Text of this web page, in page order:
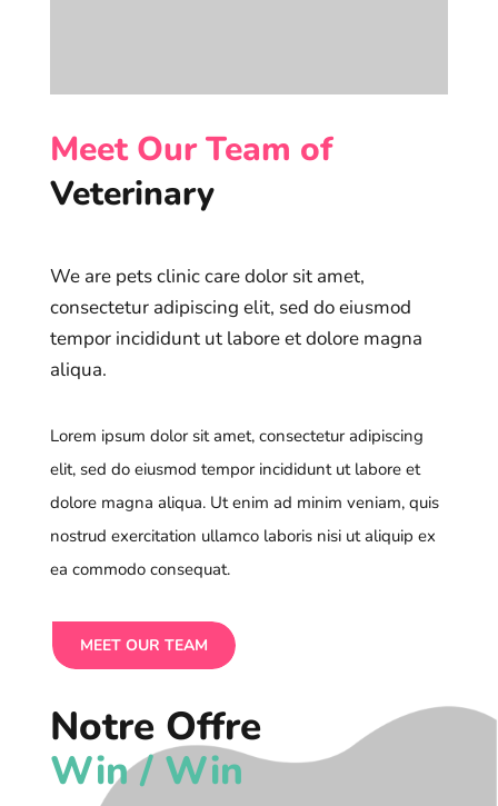
Meet Our Team of
Veterinary
We are pets clinic care dolor sit amet,
consectetur adipiscing elit, sed do eiusmod
tempor incididunt ut labore et dolore magna
aliqua.
Lorem ipsum dolor sit amet, consectetur adipiscing
elit, sed do eiusmod tempor incididunt ut labore et
dolore magna aliqua. Ut enim ad minim veniam, quis
nostrud exercitation ullamco laboris nisi ut aliquip ex
ea commodo consequat.
MEET OUR TEAM
Notre Offre
Win / Win